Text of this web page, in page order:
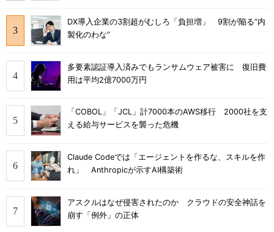
DX導入企業の3割超がむしろ「負担増」 9割が陥る“内
製化のわな”
多要素認証導入済みでもランサムウェア被害に 復旧費
用は平均2億7000万円
「COBOL」「JCL」計7000本のAWS移行 2000社を支
える給与サービスを襲った危機
Claude Codeでは「エージェントを作るな、スキルを作
れ」 Anthropicが示すAI構築術
アスクルはなぜ侵害されたのか クラウドの安全神話を
崩す「例外」の正体